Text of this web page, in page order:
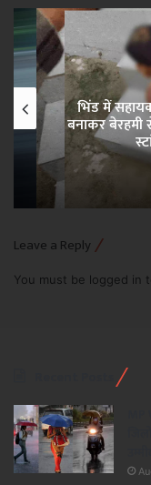
भिंड में
बनाकर
Leave a Reply
You must be logged in